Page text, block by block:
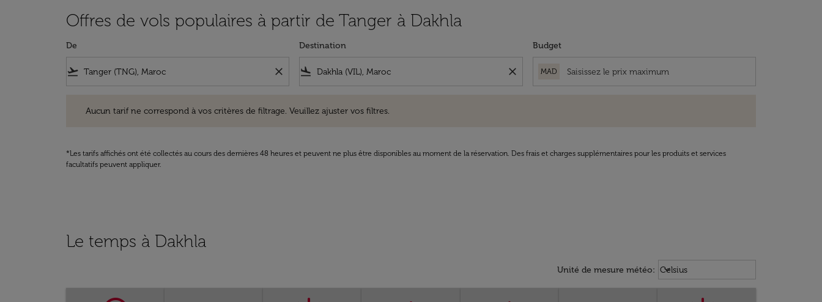
Offres de vols populaires à partir de Tanger à Dakhla
De
flight_takeoff close
Destination
flight_land close
Budget
MAD
Aucun tarif ne correspond à vos critères de filtrage. Veuillez ajuster vos filtres.
*Les tarifs affichés ont été collectés au cours des dernières 48 heures et peuvent ne plus être disponibles au moment de la réservation. Des frais et charges supplémentaires pour les produits et services
facultatifs peuvent appliquer.
Le temps à Dakhla
Unité de mesure météo: Weather unit option Celsius
Celsius
keyboard_arrow_down